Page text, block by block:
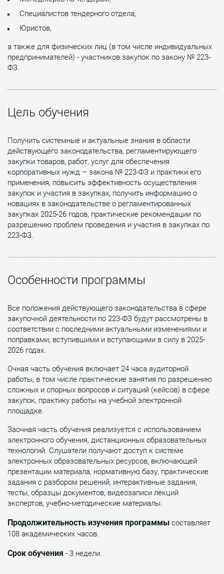
Специалистов тендерного отдела,
Юристов,
а также для физических лиц (в том числе индивидуальных
предпринимателей) - участников закупок по закону № 223-
ФЗ.
Цель обучения
Получить системные и актуальные знания в области
действующего законодательства, регламентирующего
закупки товаров, работ, услуг для обеспечения
корпоративных нужд – закона № 223-ФЗ и практики его
применения, повысить эффективность осуществления
закупок и участия в закупках, получить информацию о
новациях в законодательстве о регламентированных
закупках 2025-26 годов, практические рекомендации по
разрешению проблем проведения и участия в закупках по
223-ФЗ.
Особенности программы
Все положения действующего законодательства в сфере
закупочной деятельности по 223-ФЗ будут рассмотрены в
соответствии с последними актуальными изменениями и
поправками, вступившими и вступающими в силу в 2025-
2026 годах.
Очная часть обучения включает 24 часа аудиторной
работы, в том числе практические занятия по разрешению
сложных и спорных вопросов и ситуаций (кейсов) в сфере
закупок, практику работы на учебной электронной
площадке.
Заочная часть обучения реализуется с использованием
электронного обучения, дистанционных образовательных
технологий. Слушатели получают доступ к системе
электронных образовательных ресурсов, включающей
презентации материала, нормативную базу, практические
задания с разбором решений, интерактивные задания,
тесты, образцы документов, видеозаписи лекций
экспертов, учебно-методические материалы.
Продолжительность изучения программы составляет
108 академических часов.
Cрок обучения - 3 недели.